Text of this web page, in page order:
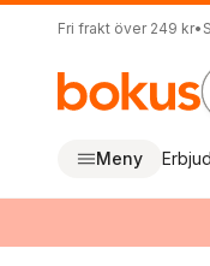
Fri frakt över 249 kr•
Meny